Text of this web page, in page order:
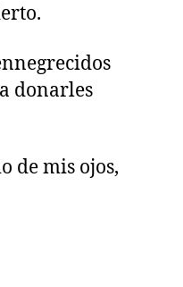
donarles
de mis ojos,